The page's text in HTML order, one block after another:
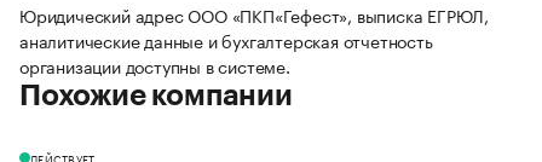
Юридический адрес ООО «ПКП«Гефест», выписка ЕГРЮЛ,
аналитические данные и бухгалтерская отчетность
организации доступны в системе.
Похожие компании